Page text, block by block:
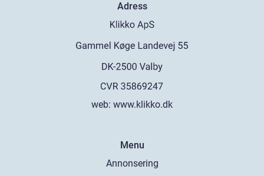
Adress
web: www.klikko.dk
Menu
Annonsering